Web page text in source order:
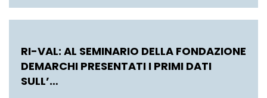
RI-VAL: AL SEMINARIO DELLA FONDAZIONE
DEMARCHI PRESENTATI I PRIMI DATI
SULL’…